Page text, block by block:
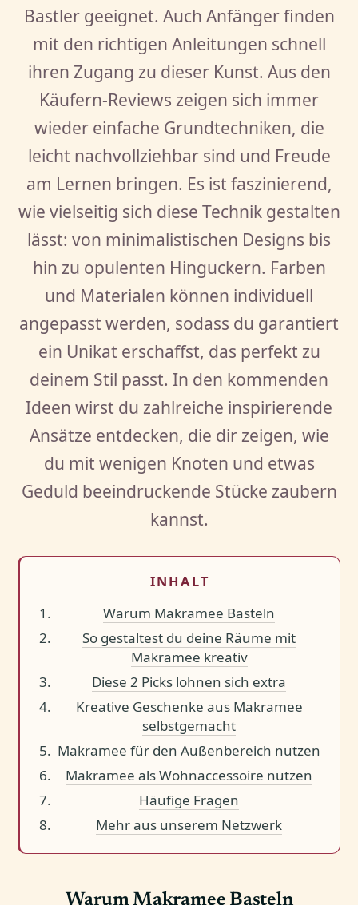
Bastler geeignet. Auch Anfänger finden
mit den richtigen Anleitungen schnell
ihren Zugang zu dieser Kunst. Aus den
Käufern-Reviews zeigen sich immer
wieder einfache Grundtechniken, die
leicht nachvollziehbar sind und Freude
am Lernen bringen. Es ist faszinierend,
wie vielseitig sich diese Technik gestalten
lässt: von minimalistischen Designs bis
hin zu opulenten Hinguckern. Farben
und Materialen können individuell
angepasst werden, sodass du garantiert
ein Unikat erschaffst, das perfekt zu
deinem Stil passt. In den kommenden
Ideen wirst du zahlreiche inspirierende
Ansätze entdecken, die dir zeigen, wie
du mit wenigen Knoten und etwas
Geduld beeindruckende Stücke zaubern
kannst.
INHALT
Warum Makramee Basteln
So gestaltest du deine Räume mit
Makramee kreativ
Diese 2 Picks lohnen sich extra
Kreative Geschenke aus Makramee
selbstgemacht
Makramee für den Außenbereich nutzen
Makramee als Wohnaccessoire nutzen
Häufige Fragen
Mehr aus unserem Netzwerk
Warum Makramee Basteln